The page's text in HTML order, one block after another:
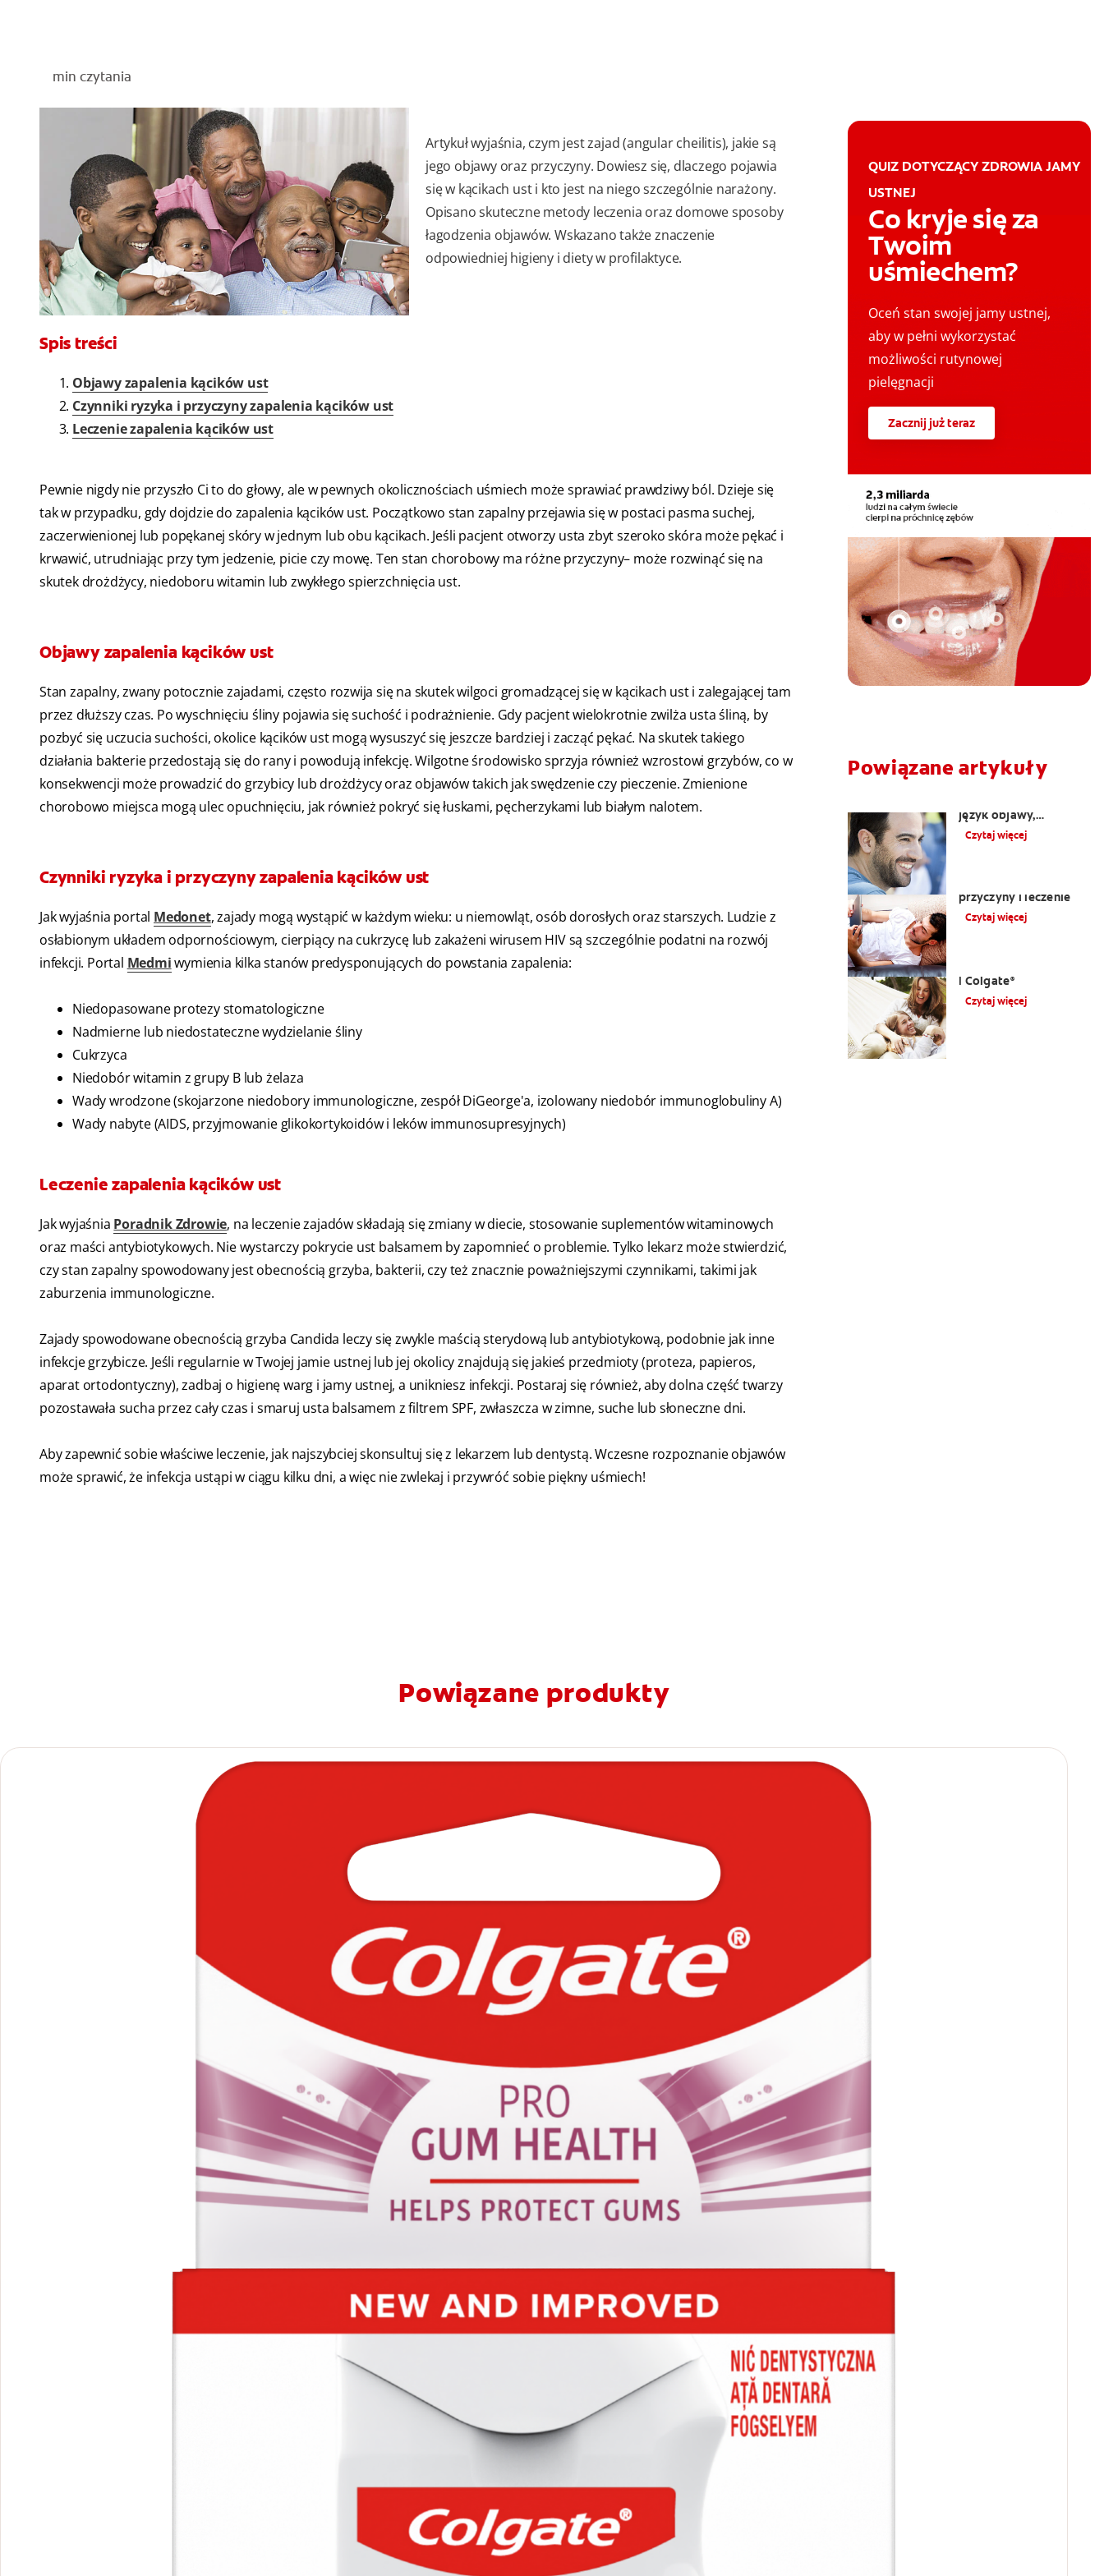
min czytania
Artykuł wyjaśnia, czym jest zajad (angular cheilitis), jakie są
jego objawy oraz przyczyny. Dowiesz się, dlaczego pojawia
się w kącikach ust i kto jest na niego szczególnie narażony.
Opisano skuteczne metody leczenia oraz domowe sposoby
łagodzenia objawów. Wskazano także znaczenie
odpowiedniej higieny i diety w profilaktyce.
Spis treści
Objawy zapalenia kącików ust
Czynniki ryzyka i przyczyny zapalenia kącików ust
Leczenie zapalenia kącików ust
Pewnie nigdy nie przyszło Ci to do głowy, ale w pewnych okolicznościach uśmiech może sprawiać prawdziwy ból. Dzieje się
tak w przypadku, gdy dojdzie do zapalenia kącików ust. Początkowo stan zapalny przejawia się w postaci pasma suchej,
zaczerwienionej lub popękanej skóry w jednym lub obu kącikach. Jeśli pacjent otworzy usta zbyt szeroko skóra może pękać i
krwawić, utrudniając przy tym jedzenie, picie czy mowę. Ten stan chorobowy ma różne przyczyny– może rozwinąć się na
skutek drożdżycy, niedoboru witamin lub zwykłego spierzchnięcia ust.
Objawy zapalenia kącików ust
Stan zapalny, zwany potocznie zajadami, często rozwija się na skutek wilgoci gromadzącej się w kącikach ust i zalegającej tam
przez dłuższy czas. Po wyschnięciu śliny pojawia się suchość i podrażnienie. Gdy pacjent wielokrotnie zwilża usta śliną, by
pozbyć się uczucia suchości, okolice kącików ust mogą wysuszyć się jeszcze bardziej i zacząć pękać. Na skutek takiego
działania bakterie przedostają się do rany i powodują infekcję. Wilgotne środowisko sprzyja również wzrostowi grzybów, co w
konsekwencji może prowadzić do grzybicy lub drożdżycy oraz objawów takich jak swędzenie czy pieczenie. Zmienione
chorobowo miejsca mogą ulec opuchnięciu, jak również pokryć się łuskami, pęcherzykami lub białym nalotem.
Czynniki ryzyka i przyczyny zapalenia kącików ust
Jak wyjaśnia portal Medonet, zajady mogą wystąpić w każdym wieku: u niemowląt, osób dorosłych oraz starszych. Ludzie z
osłabionym układem odpornościowym, cierpiący na cukrzycę lub zakażeni wirusem HIV są szczególnie podatni na rozwój
infekcji. Portal Medmiwymienia kilka stanów predysponujących do powstania zapalenia:
Niedopasowane protezy stomatologiczne
Nadmierne lub niedostateczne wydzielanie śliny
Cukrzyca
Niedobór witamin z grupy B lub żelaza
Wady wrodzone (skojarzone niedobory immunologiczne, zespół DiGeorge'a, izolowany niedobór immunoglobuliny A)
Wady nabyte (AIDS, przyjmowanie glikokortykoidów i leków immunosupresyjnych)
Leczenie zapalenia kącików ust
Jak wyjaśnia Poradnik Zdrowie, na leczenie zajadów składają się zmiany w diecie, stosowanie suplementów witaminowych
oraz maści antybiotykowych. Nie wystarczy pokrycie ust balsamem by zapomnieć o problemie. Tylko lekarz może stwierdzić,
czy stan zapalny spowodowany jest obecnością grzyba, bakterii, czy też znacznie poważniejszymi czynnikami, takimi jak
zaburzenia immunologiczne.
Zajady spowodowane obecnością grzyba Candida leczy się zwykle maścią sterydową lub antybiotykową, podobnie jak inne
infekcje grzybicze. Jeśli regularnie w Twojej jamie ustnej lub jej okolicy znajdują się jakieś przedmioty (proteza, papieros,
aparat ortodontyczny), zadbaj o higienę warg i jamy ustnej, a unikniesz infekcji. Postaraj się również, aby dolna część twarzy
pozostawała sucha przez cały czas i smaruj usta balsamem z filtrem SPF, zwłaszcza w zimne, suche lub słoneczne dni.
Aby zapewnić sobie właściwe leczenie, jak najszybciej skonsultuj się z lekarzem lub dentystą. Wczesne rozpoznanie objawów
może sprawić, że infekcja ustąpi w ciągu kilku dni, a więc nie zwlekaj i przywróć sobie piękny uśmiech!
QUIZ DOTYCZĄCY ZDROWIA JAMY
USTNEJ
Co kryje się za
Twoim
uśmiechem?
Oceń stan swojej jamy ustnej,
aby w pełni wykorzystać
możliwości rutynowej
pielęgnacji
Zacznij już teraz
Powiązane artykuły
język objawy,
przyczyny i sposoby
leczenia
Czytaj więcej
przyczyny i leczenie
Czytaj więcej
| Colgate®
Czytaj więcej
Powiązane produkty